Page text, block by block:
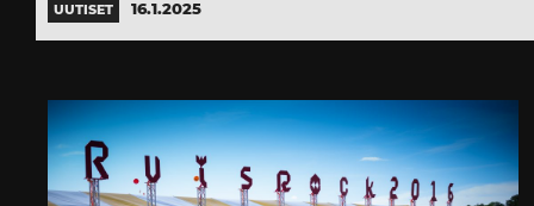
UUTISET 16.1.2025